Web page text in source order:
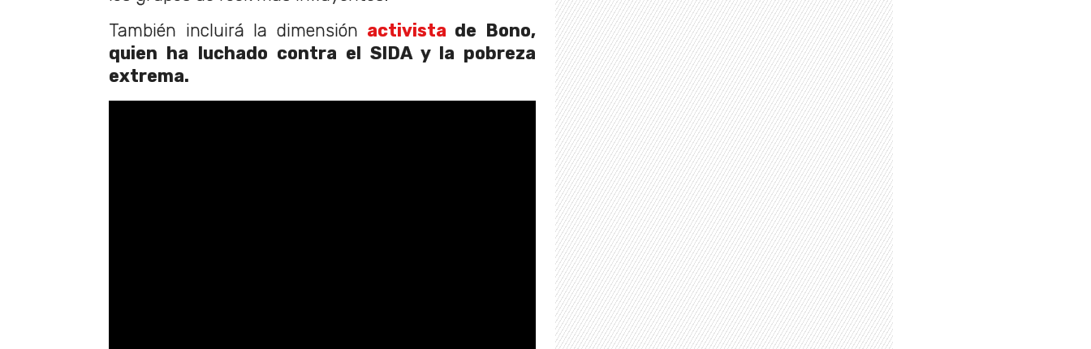
También incluirá la dimensión activista de Bono,
quien ha luchado contra el SIDA y la pobreza
extrema.